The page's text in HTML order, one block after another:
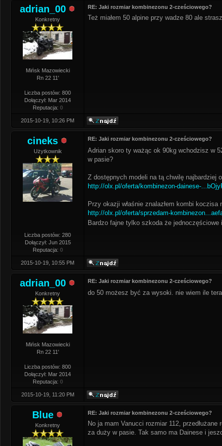
adrian_00
Konkretny
Mińsk Mazowiecki
Rn 22 11'
Liczba postów: 800
Dołączył: Mar 2014
Reputacja: 0
RE: Jaki rozmiar kombinezonu 2-cześciowego?
Też miałem 50 alpine przy wadze 80 ale
2015-10-19, 10:26 PM
cineks
Użytkownik
Liczba postów: 280
Dołączył: Jun 2015
Reputacja: 0
RE: Jaki rozmiar kombinezonu 2-cześciowego?
Adrian skoro ty ważąc ok 90kg wchodzisz w
w pasie?
Z dostępnych modeli na tą chwilę najbardziej
http://olx.pl/oferta/kombinezon-dainese-
Przy okazji właśnie znalazłem kombi koczisa
http://olx.pl/oferta/sprzedam-
Bardzo fajne tylko szkoda że jednoczęściowe
2015-10-19, 10:55 PM
adrian_00
Konkretny
Mińsk Mazowiecki
Rn 22 11'
Liczba postów: 800
Dołączył: Mar 2014
Reputacja: 0
RE: Jaki rozmiar kombinezonu 2-cześciowego?
do 50 możesz być za wysoki. nie wiem ile
2015-10-19, 11:20 PM
Blue
Konkretny
RE: Jaki rozmiar kombinezonu 2-cześciowego?
No ja mam Vanucci rozmiar 112,
za duży w pasie. Tak samo ma Dainese i